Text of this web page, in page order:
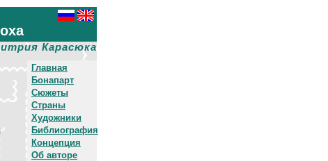
Карасюка
Главная
Бонапарт
Сюжеты
Страны
Художники
Библиография
Концепция
Об авторе